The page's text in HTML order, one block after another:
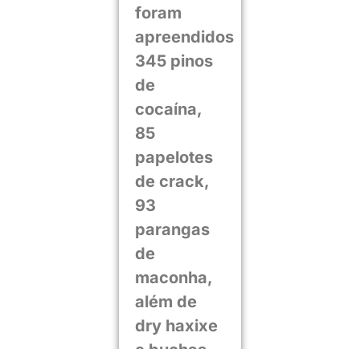
foram
apreendidos
345 pinos
de
cocaína,
85
papelotes
de crack,
93
parangas
de
maconha,
além de
dry haxixe